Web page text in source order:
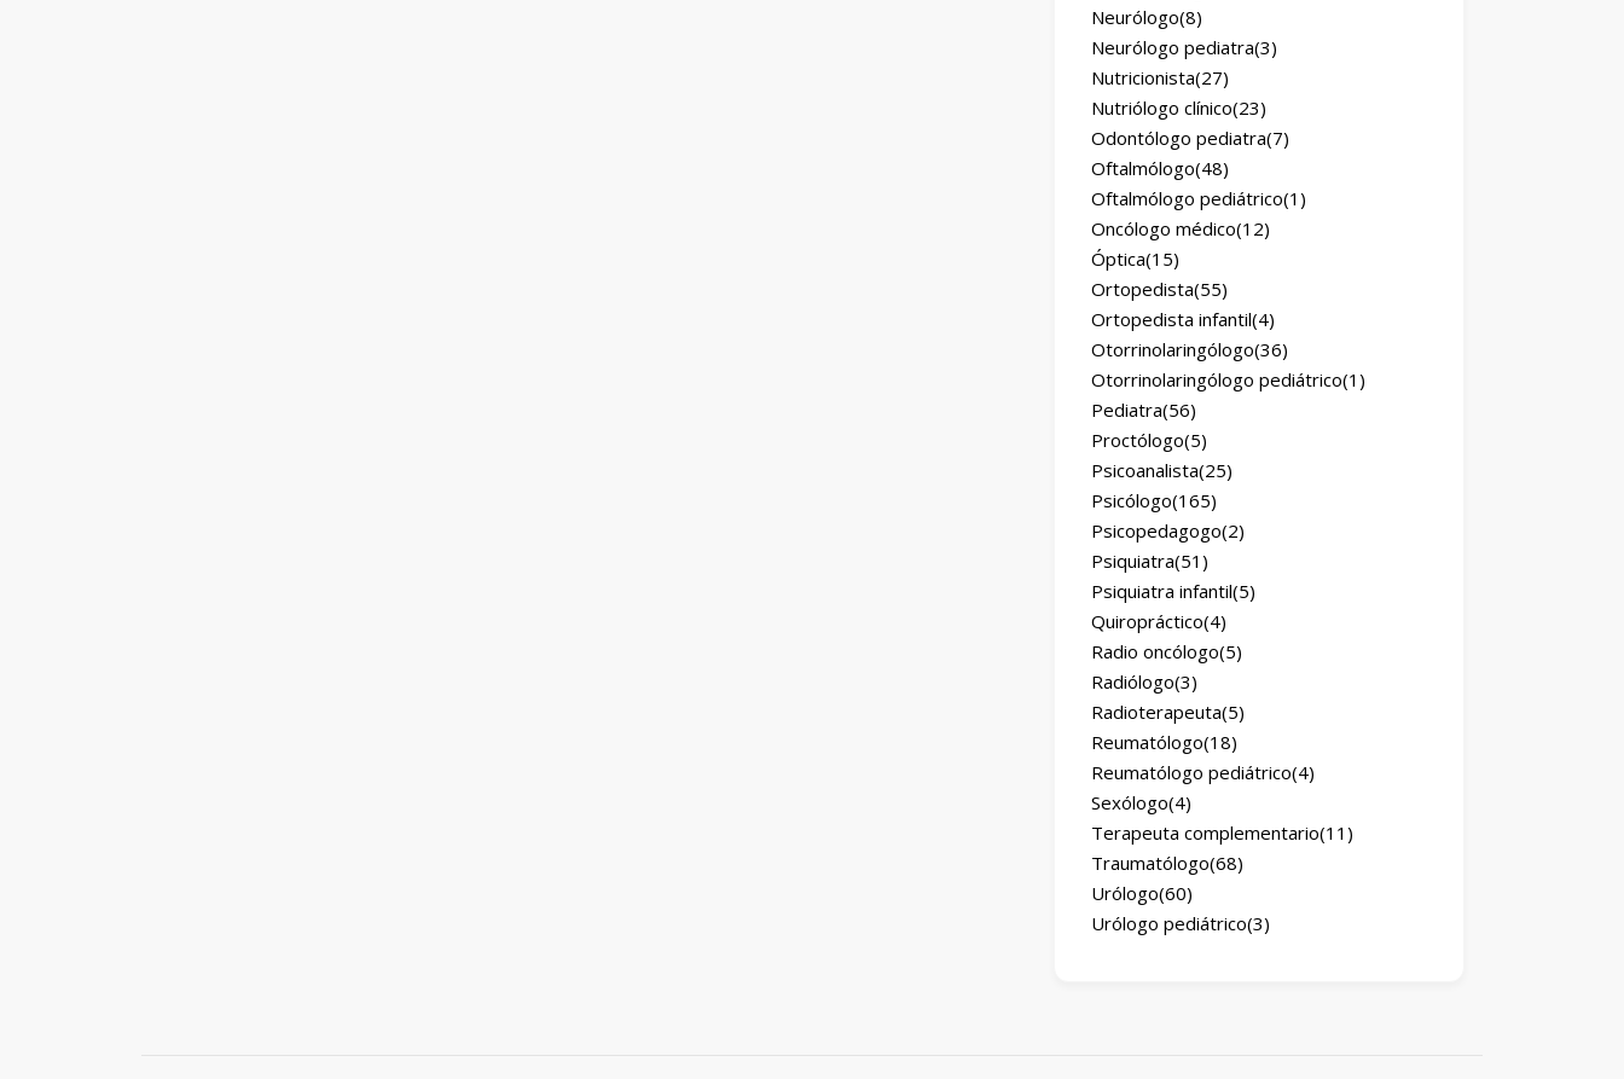
Neurólogo(8)
Neurólogo pediatra(3)
Nutricionista(27)
Nutriólogo clínico(23)
Odontólogo pediatra(7)
Oftalmólogo(48)
Oftalmólogo pediátrico(1)
Oncólogo médico(12)
Óptica(15)
Ortopedista(55)
Ortopedista infantil(4)
Otorrinolaringólogo(36)
Otorrinolaringólogo pediátrico(1)
Pediatra(56)
Proctólogo(5)
Psicoanalista(25)
Psicólogo(165)
Psicopedagogo(2)
Psiquiatra(51)
Psiquiatra infantil(5)
Quiropráctico(4)
Radio oncólogo(5)
Radiólogo(3)
Radioterapeuta(5)
Reumatólogo(18)
Reumatólogo pediátrico(4)
Sexólogo(4)
Terapeuta complementario(11)
Traumatólogo(68)
Urólogo(60)
Urólogo pediátrico(3)